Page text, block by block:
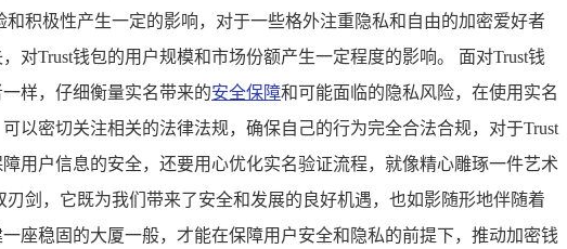
积极性产生一定的影响，对于一些格外注重隐私和自由的加密爱好者
Trust钱包的用户规模和市场份额产生一定程度的影响。 面对Trust钱
样，仔细衡量实名带来的安全保障和可能面临的隐私风险，在使用实名
以密切关注相关的法律法规，确保自己的行为完全合法合规，对于Trust
用户信息的安全，还要用心优化实名验证流程，就像精心雕琢一件艺术
剑，它既为我们带来了安全和发展的良好机遇，也如影随形地伴随着
座稳固的大厦一般，才能在保障用户安全和隐私的前提下，推动加密钱